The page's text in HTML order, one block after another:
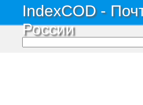
IndexCOD -
России